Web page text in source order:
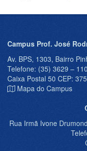
Campus Prof. José
Av. BPS, 1303, Bairro
Telefone: (35) 3629 –
Caixa Postal 50 CEP:
Mapa do Campus
Rua Irmã Ivone